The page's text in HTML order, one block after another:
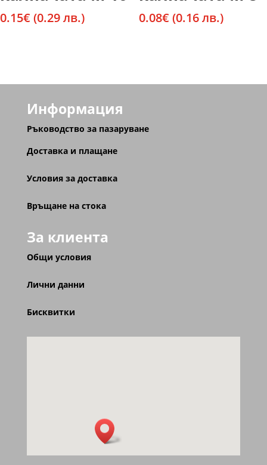
0.15€ (0.29 лв.) 0.08€ (0.16 лв.)
Информация
Ръководство за пазаруване
Доставка и плащане
Условия за доставка
Връщане на стока
За клиента
Общи условия
Лични данни
Бисквитки